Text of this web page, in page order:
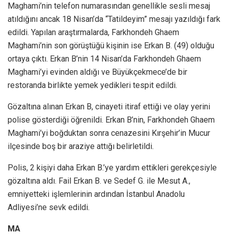
Maghami’nin telefon numarasından genellikle sesli mesaj
atıldığını ancak 18 Nisan’da “Tatildeyim” mesajı yazıldığı fark
edildi. Yapılan araştırmalarda, Farkhondeh Ghaem
Maghami’nin son görüştüğü kişinin ise Erkan B. (49) olduğu
ortaya çıktı. Erkan B’nin 14 Nisan’da Farkhondeh Ghaem
Maghami’yi evinden aldığı ve Büyükçekmece’de bir
restoranda birlikte yemek yedikleri tespit edildi.
Gözaltına alınan Erkan B, cinayeti itiraf ettiği ve olay yerini
polise gösterdiği öğrenildi. Erkan B’nin, Farkhondeh Ghaem
Maghami’yi boğduktan sonra cenazesini Kırşehir’in Mucur
ilçesinde boş bir araziye attığı belirletildi.
Polis, 2 kişiyi daha Erkan B.’ye yardım ettikleri gerekçesiyle
gözaltına aldı. Fail Erkan B. ve Sedef G. ile Mesut A.,
emniyetteki işlemlerinin ardından İstanbul Anadolu
Adliyesi’ne sevk edildi.
MA